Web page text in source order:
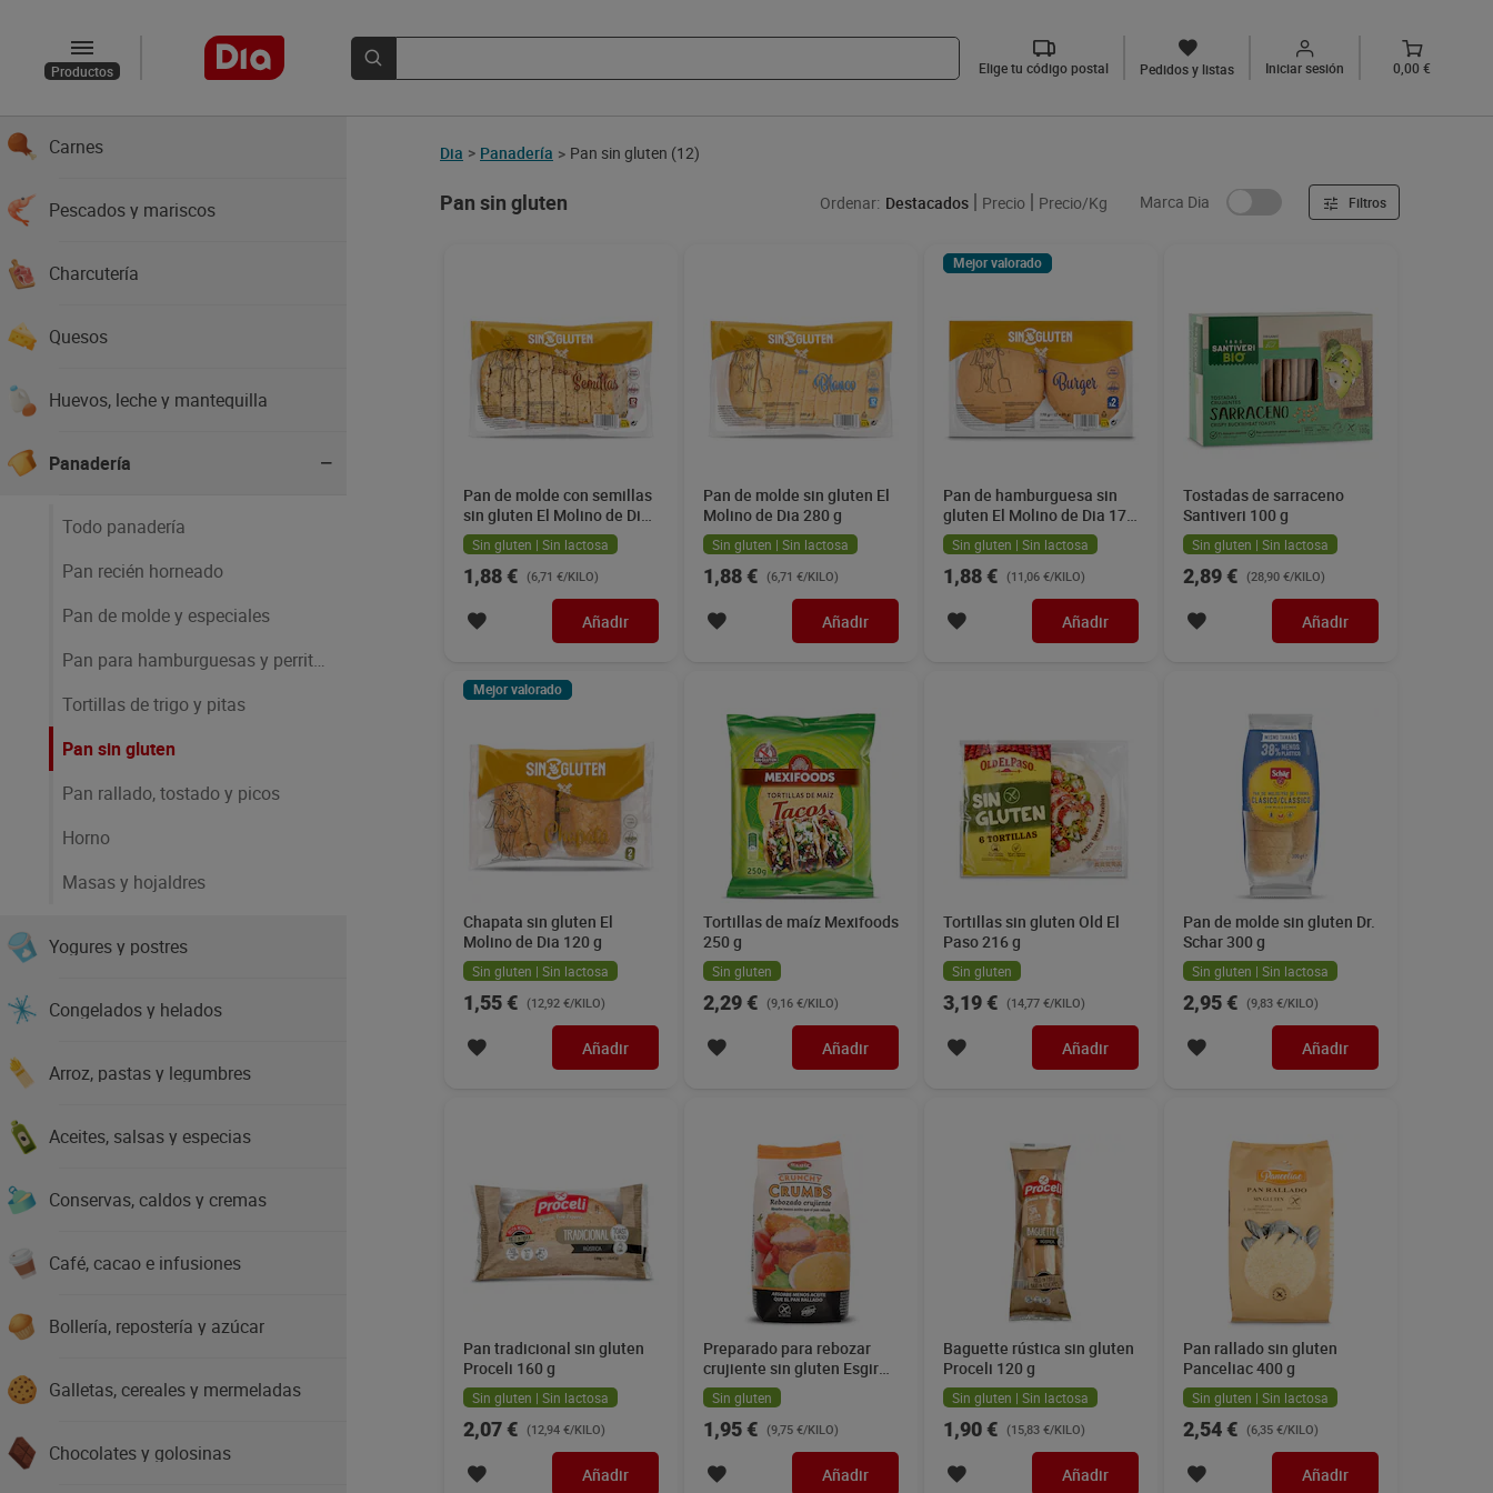
Productos Elige tu código postal Pedidos y listas Iniciar sesión 0,00 €
Verduras
Carnes
Pescados y mariscos
Charcutería
Quesos
Huevos, leche y mantequilla
Panadería
Todo panadería
Pan recién horneado
Pan de molde y especiales
Pan para hamburguesas y perritos
Tortillas de trigo y pitas
Pan sin gluten
Pan rallado, tostado y picos
Horno
Masas y hojaldres
Yogures y postres
Congelados y helados
Arroz, pastas y legumbres
Aceites, salsas y especias
Conservas, caldos y cremas
Café, cacao e infusiones
Bollería, repostería y azúcar
Galletas, cereales y mermeladas
Chocolates y golosinas
Dia > Panadería > Pan sin gluten (12)
Pan sin gluten Ordenar: Destacados Precio Precio/Kg Marca Dia Filtros
Pan de molde con semillas
sin gluten El Molino de Dia
280 g
Sin gluten | Sin lactosa
1,88 € (6,71 €/KILO)
Añadir
Pan de molde sin gluten El
Molino de Dia 280 g
Sin gluten | Sin lactosa
1,88 € (6,71 €/KILO)
Añadir
Mejor valorado
Pan de hamburguesa sin
gluten El Molino de Dia 170
gSin gluten | Sin lactosa
1,88 € (11,06 €/KILO)
Añadir
Tostadas de sarraceno
Santiveri 100 g
Sin gluten | Sin lactosa
2,89 € (28,90 €/KILO)
Añadir
Mejor valorado
Chapata sin gluten El
Molino de Dia 120 g
Sin gluten | Sin lactosa
1,55 € (12,92 €/KILO)
Añadir
Tortillas de maíz Mexifoods
250 g
Sin gluten
2,29 € (9,16 €/KILO)
Añadir
Tortillas sin gluten Old El
Paso 216 g
Sin gluten
3,19 € (14,77 €/KILO)
Añadir
Pan de molde sin gluten Dr.
Schar 300 g
Sin gluten | Sin lactosa
2,95 € (9,83 €/KILO)
Añadir
Pan tradicional sin gluten
Proceli 160 g
Sin gluten | Sin lactosa
2,07 € (12,94 €/KILO)
Añadir
Preparado para rebozar
crujiente sin gluten Esgir
200 g
Sin gluten
1,95 € (9,75 €/KILO)
Añadir
Baguette rústica sin gluten
Proceli 120 g
Sin gluten | Sin lactosa
1,90 € (15,83 €/KILO)
Añadir
Pan rallado sin gluten
Panceliac 400 g
Sin gluten | Sin lactosa
2,54 € (6,35 €/KILO)
Añadir